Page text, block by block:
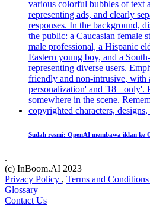
Sudah resmi: OpenAI membawa iklan ke
.
(c) InBoom.AI 2023
Privacy Policy , Terms and Conditions
Glossary
Contact Us